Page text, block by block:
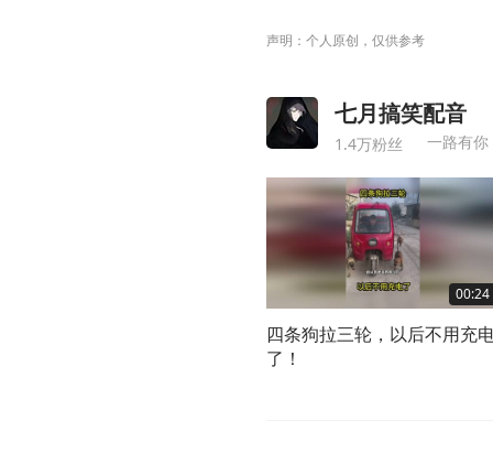
声明：个人原创，仅供参考
七月搞笑配音
1.4万粉丝 一路有
00:24
四条狗拉三轮，以后不用充
了！